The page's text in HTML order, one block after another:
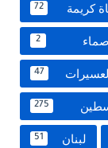
كريمة 72
2
47
275
لبنان 51